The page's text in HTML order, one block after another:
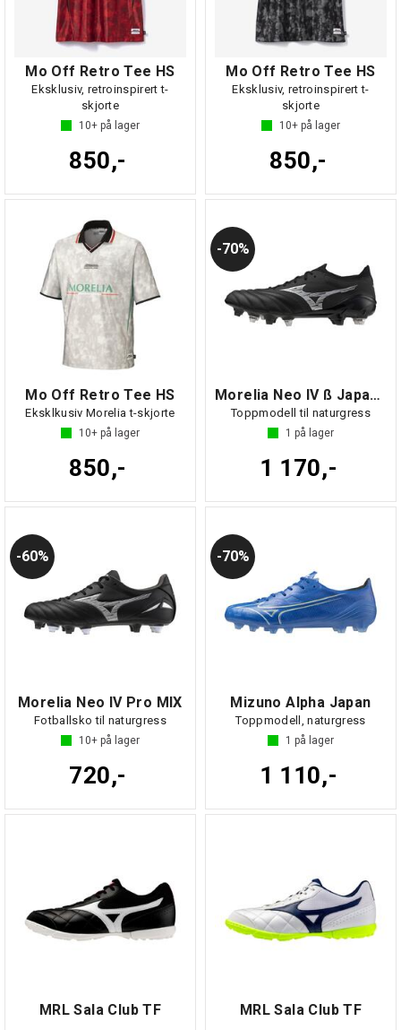
Mo Off Retro Tee HS
Eksklusiv, retroinspirert t-
skjorte
10+ på lager
850,-
Mo Off Retro Tee HS
Eksklusiv, retroinspirert t-
skjorte
10+ på lager
850,-
Mo Off Retro Tee HS
Eksklkusiv Morelia t-skjorte
10+ på lager
850,-
70%
Morelia Neo IV ß Japan MIX
Toppmodell til naturgress
1 på lager
1 170,-
60%
Morelia Neo IV Pro MIX
Fotballsko til naturgress
10+ på lager
720,-
70%
Mizuno Alpha Japan
Toppmodell, naturgress
1 på lager
1 110,-
MRL Sala Club TF MRL Sala Club TF